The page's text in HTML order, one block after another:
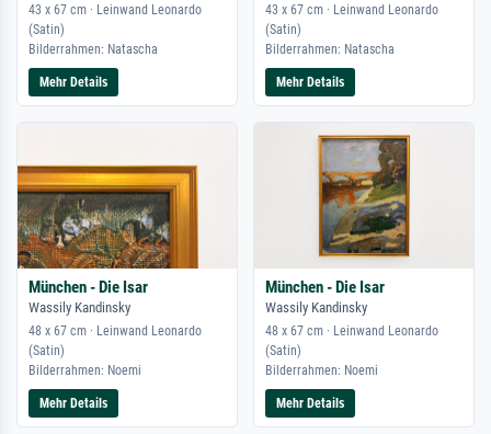
43 x 67 cm · Leinwand Leonardo
(Satin)
Bilderrahmen: Natascha
Mehr Details
43 x 67 cm · Leinwand Leonardo
(Satin)
Bilderrahmen: Natascha
Mehr Details
München - Die Isar
Wassily Kandinsky
48 x 67 cm · Leinwand Leonardo
(Satin)
Bilderrahmen: Noemi
Mehr Details
München - Die Isar
Wassily Kandinsky
48 x 67 cm · Leinwand Leonardo
(Satin)
Bilderrahmen: Noemi
Mehr Details